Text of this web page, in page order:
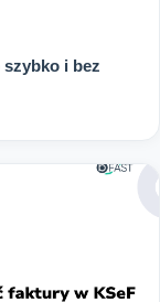
i bez